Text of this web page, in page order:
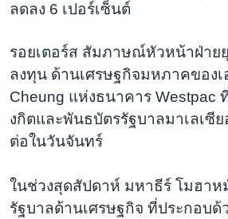
ลดลง 6 เปอร์เซ็นต์
รอยเตอร์ส สัมภาษณ์หัวหน้าฝ่าย
ลงทุน ด้านเศรษฐกิจมหภาคของเ
Cheung แห่งธนาคาร Westpac
งกิตและพันธบัตรรัฐบาลมาเลเซี
ต่อในวันจันทร์
ในช่วงสุดสัปดาห์ มหาธีร์ โมฮาห
รัฐบาลด้านเศรษฐกิจ ที่ประกอบด้